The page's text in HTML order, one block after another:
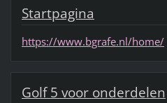
Startpagina
https://www.bgrafe.nl/home/
Golf 5 voor onderdelen